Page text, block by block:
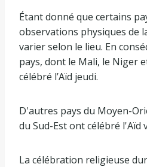
0
m
a
r
s
2
2
6
Étant donné que certains
observations physiques de
varier selon le lieu. En
pays, dont le Mali, le Niger
célébré l’Aïd jeudi.
D'autres pays du Moyen-
du Sud-Est ont célébré l'Aïd
La célébration religieuse